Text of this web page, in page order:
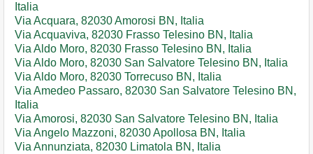
Italia
Via Acquara, 82030 Amorosi BN, Italia
Via Acquaviva, 82030 Frasso Telesino BN, Italia
Via Aldo Moro, 82030 Frasso Telesino BN, Italia
Via Aldo Moro, 82030 San Salvatore Telesino BN, Italia
Via Aldo Moro, 82030 Torrecuso BN, Italia
Via Amedeo Passaro, 82030 San Salvatore Telesino BN,
Italia
Via Amorosi, 82030 San Salvatore Telesino BN, Italia
Via Angelo Mazzoni, 82030 Apollosa BN, Italia
Via Annunziata, 82030 Limatola BN, Italia